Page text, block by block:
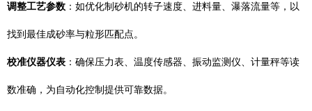
调整工艺参数 ：如优化制砂机的转子速度、进料量、瀑落流量等，以
找到最佳成砂率与粒形匹配点。
校准仪器仪表 ：确保压力表、温度传感器、振动监测仪、计量秤等读
数准确，为自动化控制提供可靠数据。